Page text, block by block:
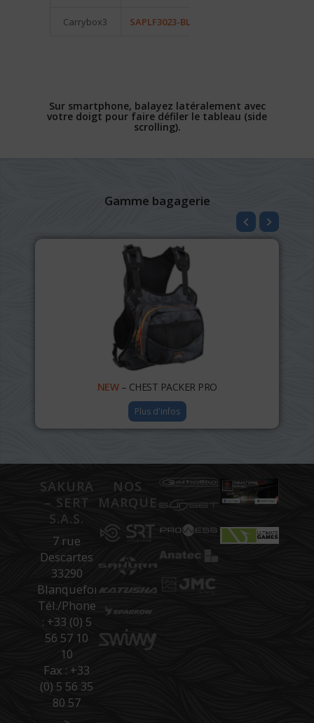
Carrybox3 SAPLF3023-BLAC/ORA
Sur smartphone, balayez latéralement avec
votre doigt pour faire défiler le tableau (side
scrolling).
Gamme bagagerie
NEW– CHEST PACKER PRO
Plus d'infos
SAKURA
– SERT
S.A.S.
7 rue
Descartes
33290
Blanquefort
Tél./Phone
: +33 (0) 5
56 57 10
10
Fax : +33
(0) 5 56 35
80 57
NOS
MARQUES